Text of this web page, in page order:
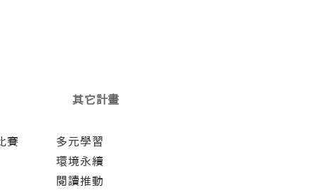
其它計畫
賽
多元學習
環境永續
閱讀推動